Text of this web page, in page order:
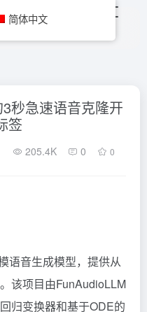
秒急速语音克隆开
签
205.4K 0 0
语音生成模型，提供从
该项目由FunAudioLLM
归变换器和基于ODE的
简体中文